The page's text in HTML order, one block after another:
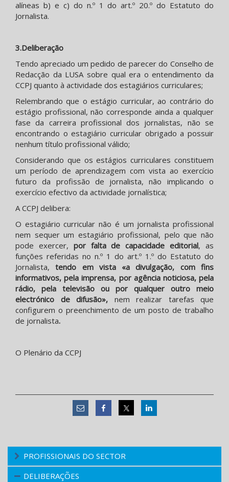
alíneas b) e c) do n.º 1 do art.º 20.º do Estatuto do
Jornalista.
3.Deliberação
Tendo apreciado um pedido de parecer do Conselho de
Redacção da LUSA sobre qual era o entendimento da
CCPJ quanto à actividade dos estagiários curriculares;
Relembrando que o estágio curricular, ao contrário do
estágio profissional, não corresponde ainda a qualquer
fase da carreira profissional dos jornalistas, não se
encontrando o estagiário curricular obrigado a possuir
nenhum título profissional válido;
Considerando que os estágios curriculares constituem
um período de aprendizagem com vista ao exercício
futuro da profissão de jornalista, não implicando o
exercício efectivo da actividade jornalística;
A CCPJ delibera:
O estagiário curricular não é um jornalista profissional
nem sequer um estagiário profissional, pelo que não
pode exercer, por falta de capacidade editorial, as
funções referidas no n.º 1 do art.º 1.º do Estatuto do
Jornalista,
tendo em vista «a divulgação, com fins
informativos, pela imprensa, por agência noticiosa, pela
rádio, pela televisão ou por qualquer outro meio
electrónico de difusão»,
nem realizar tarefas que
configurem o preenchimento de um posto de trabalho
de jornalista.
O Plenário da CCPJ
PROFISSIONAIS DO SECTOR
DELIBERAÇÕES